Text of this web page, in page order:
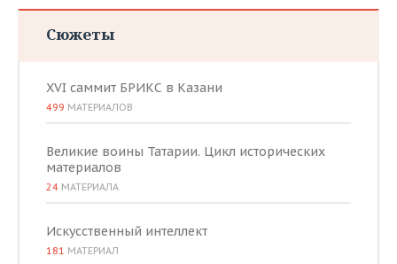
Сюжеты
XVI саммит БРИКС в Казани
499 МАТЕРИАЛОВ
Великие воины Татарии. Цикл исторических
материалов
24 МАТЕРИАЛА
Искусственный интеллект
181 МАТЕРИАЛ